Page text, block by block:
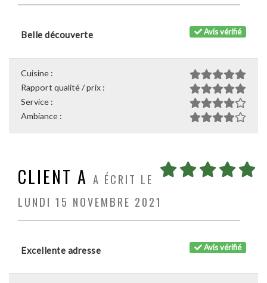
Avis vérifié
Belle découverte
Cuisine :
Rapport qualité / prix :
Service :
Ambiance :
CLIENT A A ÉCRIT LE
LUNDI 15 NOVEMBRE 2021
Avis vérifié
Excellente adresse